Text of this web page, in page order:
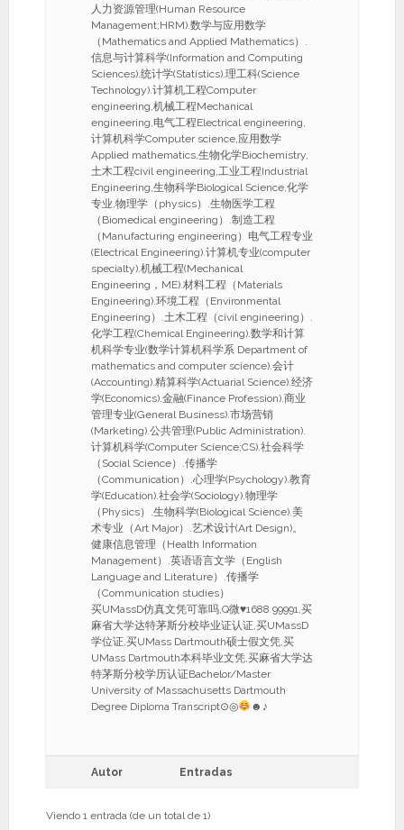
人力资源管理(Human Resource
Management;HRM).数学与应用数学
（Mathematics and Applied Mathematics）.
信息与计算科学(Information and Computing
Sciences).统计学(Statistics).理工科(Science
Technology).计算机工程Computer
engineering,机械工程Mechanical
engineering,电气工程Electrical engineering,
计算机科学Computer science,应用数学
Applied mathematics,生物化学Biochemistry,
土木工程civil engineering,工业工程Industrial
Engineering,生物科学Biological Science,化学
专业,物理学（physics）.生物医学工程
（Biomedical engineering）.制造工程
（Manufacturing engineering）电气工程专业
(Electrical Engineering).计算机专业(computer
specialty).机械工程(Mechanical
Engineering，ME).材料工程（Materials
Engineering).环境工程（Environmental
Engineering）.土木工程（civil engineering）.
化学工程(Chemical Engineering).数学和计算
机科学专业(数学计算机科学系 Department of
mathematics and computer science).会计
(Accounting).精算科学(Actuarial Science).经济
学(Economics).金融(Finance Profession).商业
管理专业(General Business).市场营销
(Marketing).公共管理(Public Administration).
计算机科学(Computer Science;CS).社会科学
（Social Science）.传播学
（Communication）.心理学(Psychology).教育
学(Education).社会学(Sociology).物理学
（Physics）.生物科学(Biological Science).美
术专业（Art Major）.艺术设计(Art Design)。
健康信息管理（Health Information
Management）.英语语言文学（English
Language and Literature）.传播学
（Communication studies）
买UMassD仿真文凭可靠吗,Q微♥1688 99991,买
麻省大学达特茅斯分校毕业证认证,买UMassD
学位证,买UMass Dartmouth硕士假文凭,买
UMass Dartmouth本科毕业文凭,买麻省大学达
特茅斯分校学历认证Bachelor/Master
University of Massachusetts Dartmouth
Degree Diploma Transcript⊙◎
☻♪
Autor Entradas
Viendo 1 entrada (de un total de 1)